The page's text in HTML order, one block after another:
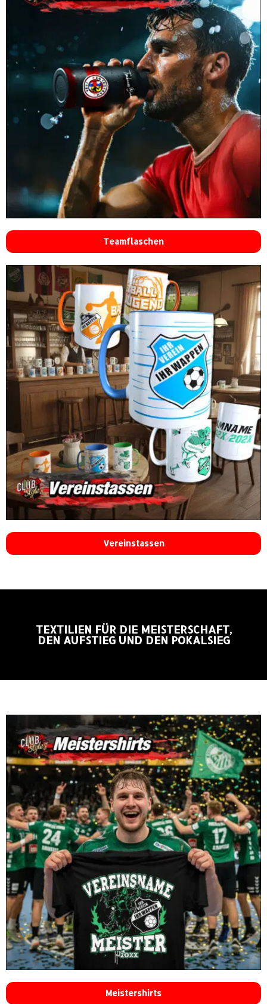
Teamflaschen
Vereinstassen
TEXTILIEN FÜR DIE MEISTERSCHAFT,
DEN AUFSTIEG UND DEN POKALSIEG
Meistershirts